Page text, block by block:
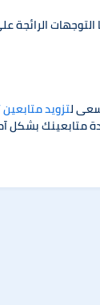
التوجهات
لتزويد